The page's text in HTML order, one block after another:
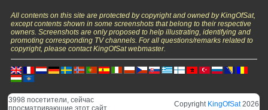
All contents on this site are protected by copyright and owned by KingOfSat,
except contents shown in some screenshots that belong to their respective
owners. Screenshots are only proposed to help illustrating, identifying and
promoting corresponding TV channels. For all questions/remarks related to
copyright, please contact KingOfSat webmaster.
3998 посетители, сейчас
просматривающие этот сайт.
Copyright KingOfSat2026